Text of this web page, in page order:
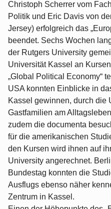
Christoph Scherrer vom
Politik und Eric Davis von
Jersey) erfolgreich das
beendet. Sechs Wochen
der Rutgers University
Universität Kassel an
„Global Political Economy“
USA konnten Einblicke in
Kassel gewinnen, durch die
Gastfamilien am
zudem die documenta
für die amerikanischen
den Kursen wird ihnen auf
University angerechnet.
Bundestag konnten die
Ausflugs ebenso näher
Zentrum in Kassel.